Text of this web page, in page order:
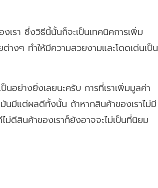
รา ซึ่งวิธีนี้นั้นก็จะเป็นเทคนิคการเพิ่ม
างๆ ทำให้มีความสวยงามและโดดเด่นเป็น
ย่างยิ่งเลยนะครับ การที่เราเพิ่มมูลค่า
นมีแต่ผลดีทั้งนั้น ถ้าหากสินค้าของเราไม่มี
ม่ดีสินค้าของเราก็ยังอาจจะไม่เป็นที่นิยม